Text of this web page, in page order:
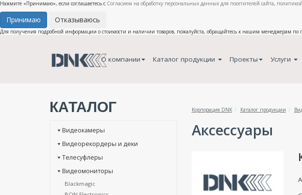
Нажмите «Принимаю», если соглашаетесь с Согласием на обработку персональных данных для посетителей сайта,
Принимаю Отказываюсь
Для получения подробной информации о стоимости и наличии товаров, пожалуйста, обращайтесь к нашим менеджерам по
О компании Каталог продукции Проекты Услуги
КАТАЛОГ Корпорация DNK Каталог продукции
Видеокамеры
Видеорекордеры и деки
Телесуфлеры
Видеомониторы
Blackmagic
Аксессуары